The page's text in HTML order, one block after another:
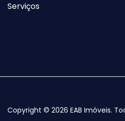
Serviços
Copyright © 2026 EAB Imóveis.